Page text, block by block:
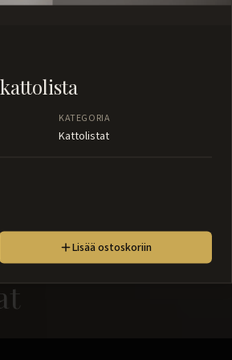
KATEGORIA
Kattolistat
Lisää ostoskoriin